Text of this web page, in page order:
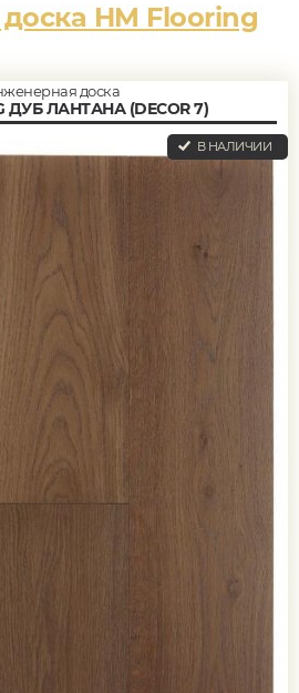
HM Flooring
доска
ДУБ ЛАНТАНА (DECOR 7)
В НАЛИЧИИ